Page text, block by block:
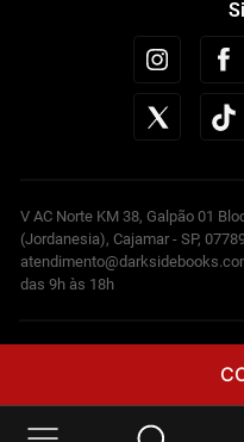
V AC Norte KM 38, Galpão 01
(Jordanesia), Cajamar - SP,
das 9h às 18h